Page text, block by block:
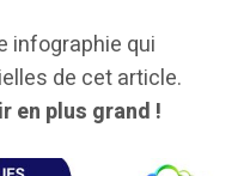
infographie qui
de cet article.
en plus grand !